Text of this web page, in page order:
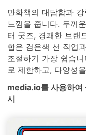
만화책의 대담함과
느낌을 줍니다. 두꺼
터 굿즈, 경쾌한 브랜
합은 검은색 선 작업
조절하기 가장 쉽습
로 제한하고, 다양성
media.io를 사용하여
시